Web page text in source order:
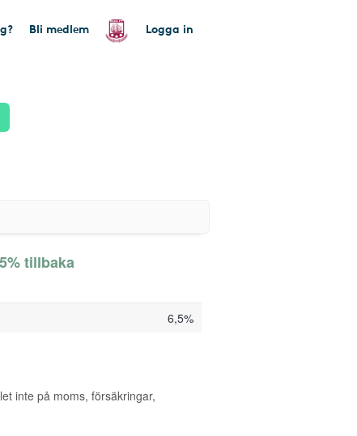
Bli medlem Logga in
tillbaka
6,5%
inte på moms, försäkringar,